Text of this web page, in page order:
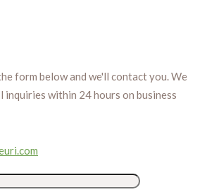
form below and we'll contact you. We
inquiries within 24 hours on business